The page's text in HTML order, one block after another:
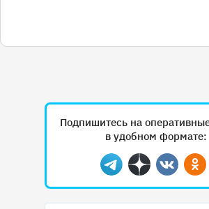
Подпишитесь на
в удобном формате:
Telegram
Дзен